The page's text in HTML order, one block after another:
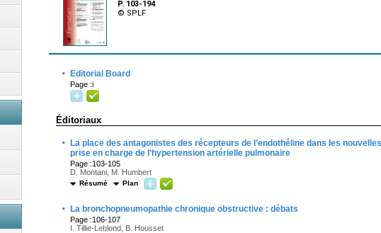
P. 103-194
© SPLF
· Editorial Board
Page :i
Éditoriaux
·
La place des antagonistes des récepteurs de l’endothéline dans les
prise en charge de l’hypertension artérielle pulmonaire
Page :103-105
D. Montani, M. Humbert
Résumé Plan
· La bronchopneumopathie chronique obstructive : débats
Page :106-107
I. Tillie-Leblond, B. Housset